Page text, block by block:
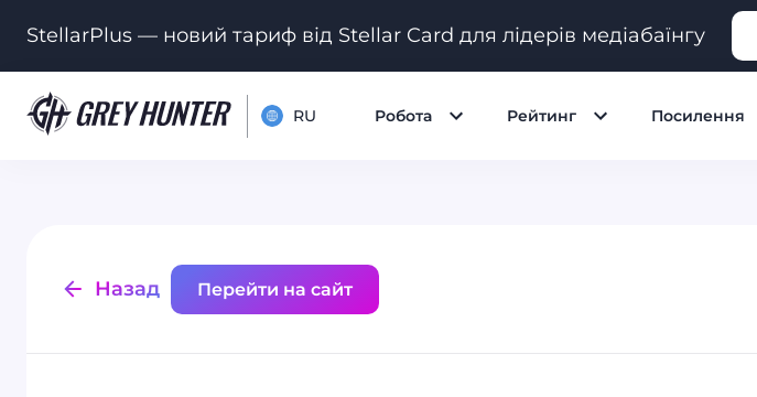
StellarPlus — новий тариф від Stellar Card для лідерів медіабаїнгу
RU Робота Рейтинг Посилення
Назад Перейти на сайт